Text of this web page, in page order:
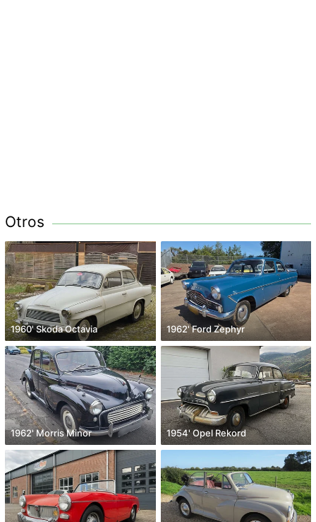
Otros
1960' Skoda Octavia 1962' Ford Zephyr
1962' Morris Minor 1954' Opel Rekord